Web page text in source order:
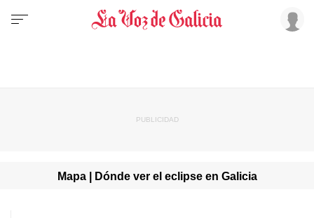
Mapa | Dónde ver el eclipse en Galicia